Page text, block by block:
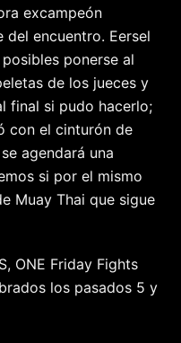
excampeón
del encuentro. Eersel
ponerse al
de los jueces y
final si pudo hacerlo;
con el cinturón de
agendará una
si por el mismo
Muay Thai que sigue
ONE Friday Fights
los pasados 5 y